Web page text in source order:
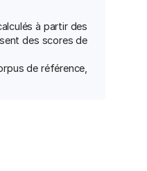
à partir des
des scores de
de référence,